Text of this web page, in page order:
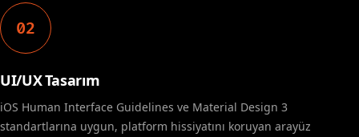
02
UI/UX Tasarım
iOS Human Interface Guidelines ve Material Design 3
standartlarına uygun, platform hissiyatını koruyan arayüz